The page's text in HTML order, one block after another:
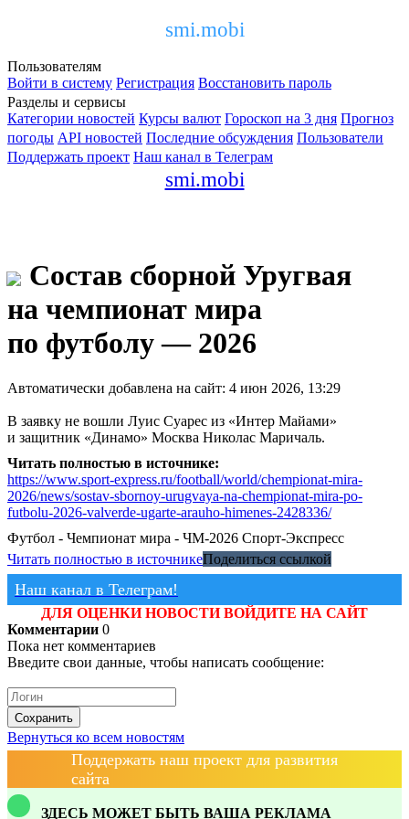
smi.mobi
Пользователям
Войти в систему Регистрация Восстановить пароль
Разделы и сервисы
Категории новостей Курсы валют Гороскоп на 3 дня Прогноз
погоды API новостей Последние обсуждения Пользователи
Поддержать проект Наш канал в Телеграм
smi.mobi
Состав сборной Уругвая
на чемпионат мира
по футболу — 2026
Автоматически добавлена на сайт: 4 июн 2026, 13:29
В заявку не вошли Луис Суарес из «Интер Майами»
и защитник «Динамо» Москва Николас Маричаль.
Читать полностью в источнике:
https://www.sport-express.ru/football/world/chempionat-mira-
2026/news/sostav-sbornoy-urugvaya-na-chempionat-mira-po-
futbolu-2026-valverde-ugarte-arauho-himenes-2428336/
Футбол - Чемпионат мира - ЧМ-2026 Спорт-Экспресс
Читать полностью в источникеПоделиться ссылкой
Наш канал в Телеграм!
ДЛЯ ОЦЕНКИ НОВОСТИ ВОЙДИТЕ НА САЙТ
Комментарии 0
Пока нет комментариев
Введите свои данные, чтобы написать сообщение:
Сохранить
Вернуться ко всем новостям
Поддержать наш проект для развития
сайта
ЗДЕСЬ МОЖЕТ БЫТЬ ВАША РЕКЛАМА